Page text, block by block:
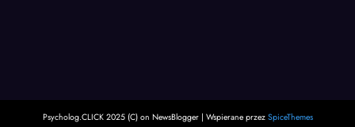
Psycholog.CLICK 2025 (C) on NewsBlogger | Wspierane przez SpiceThemes